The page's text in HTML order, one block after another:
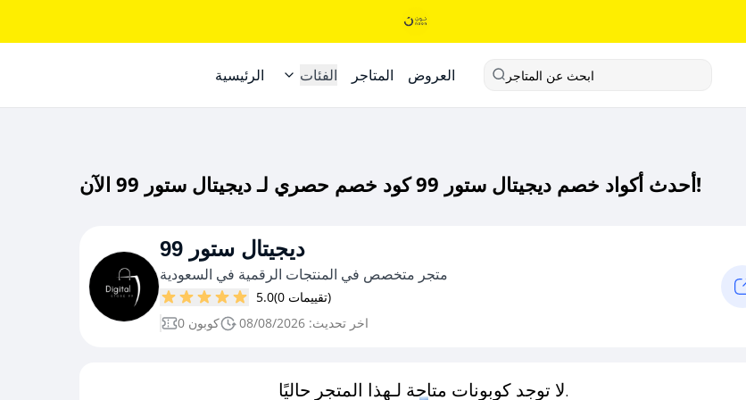
الرئيسية الفئات المتاجر العروض ابحث عن المتاجر
أحدث أكواد خصم ديجيتال ستور 99 كود خصم حصري لـ ديجيتال ستور 99 الآن!
ديجيتال ستور 99
متجر متخصص في المنتجات الرقمية في السعودية
5.0
(0 تقييمات)
0 كوبون
اخر تحديث: 08/08/2026
لا توجد كوبونات متاحة لـهذا المتجر حاليًا.